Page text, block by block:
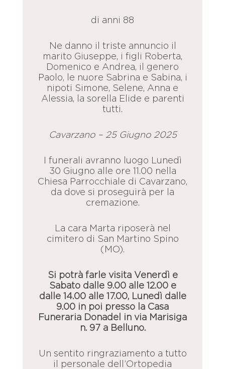
di anni 88
Ne danno il triste annuncio il
marito Giuseppe, i figli Roberta,
Domenico e Andrea, il genero
Paolo, le nuore Sabrina e Sabina, i
nipoti Simone, Selene, Anna e
Alessia, la sorella Elide e parenti
tutti.
Cavarzano – 25 Giugno 2025
I funerali avranno luogo Lunedì
30 Giugno alle ore 11.00 nella
Chiesa Parrocchiale di Cavarzano,
da dove si proseguirà per la
cremazione.
La cara Marta riposerà nel
cimitero di San Martino Spino
(MO).
Si potrà farle visita Venerdì e
Sabato dalle 9.00 alle 12.00 e
dalle 14.00 alle 17.00, Lunedì dalle
9.00 in poi presso la Casa
Funeraria Donadel in via Marisiga
n. 97 a Belluno.
Un sentito ringraziamento a tutto
il personale dell’Ortopedia